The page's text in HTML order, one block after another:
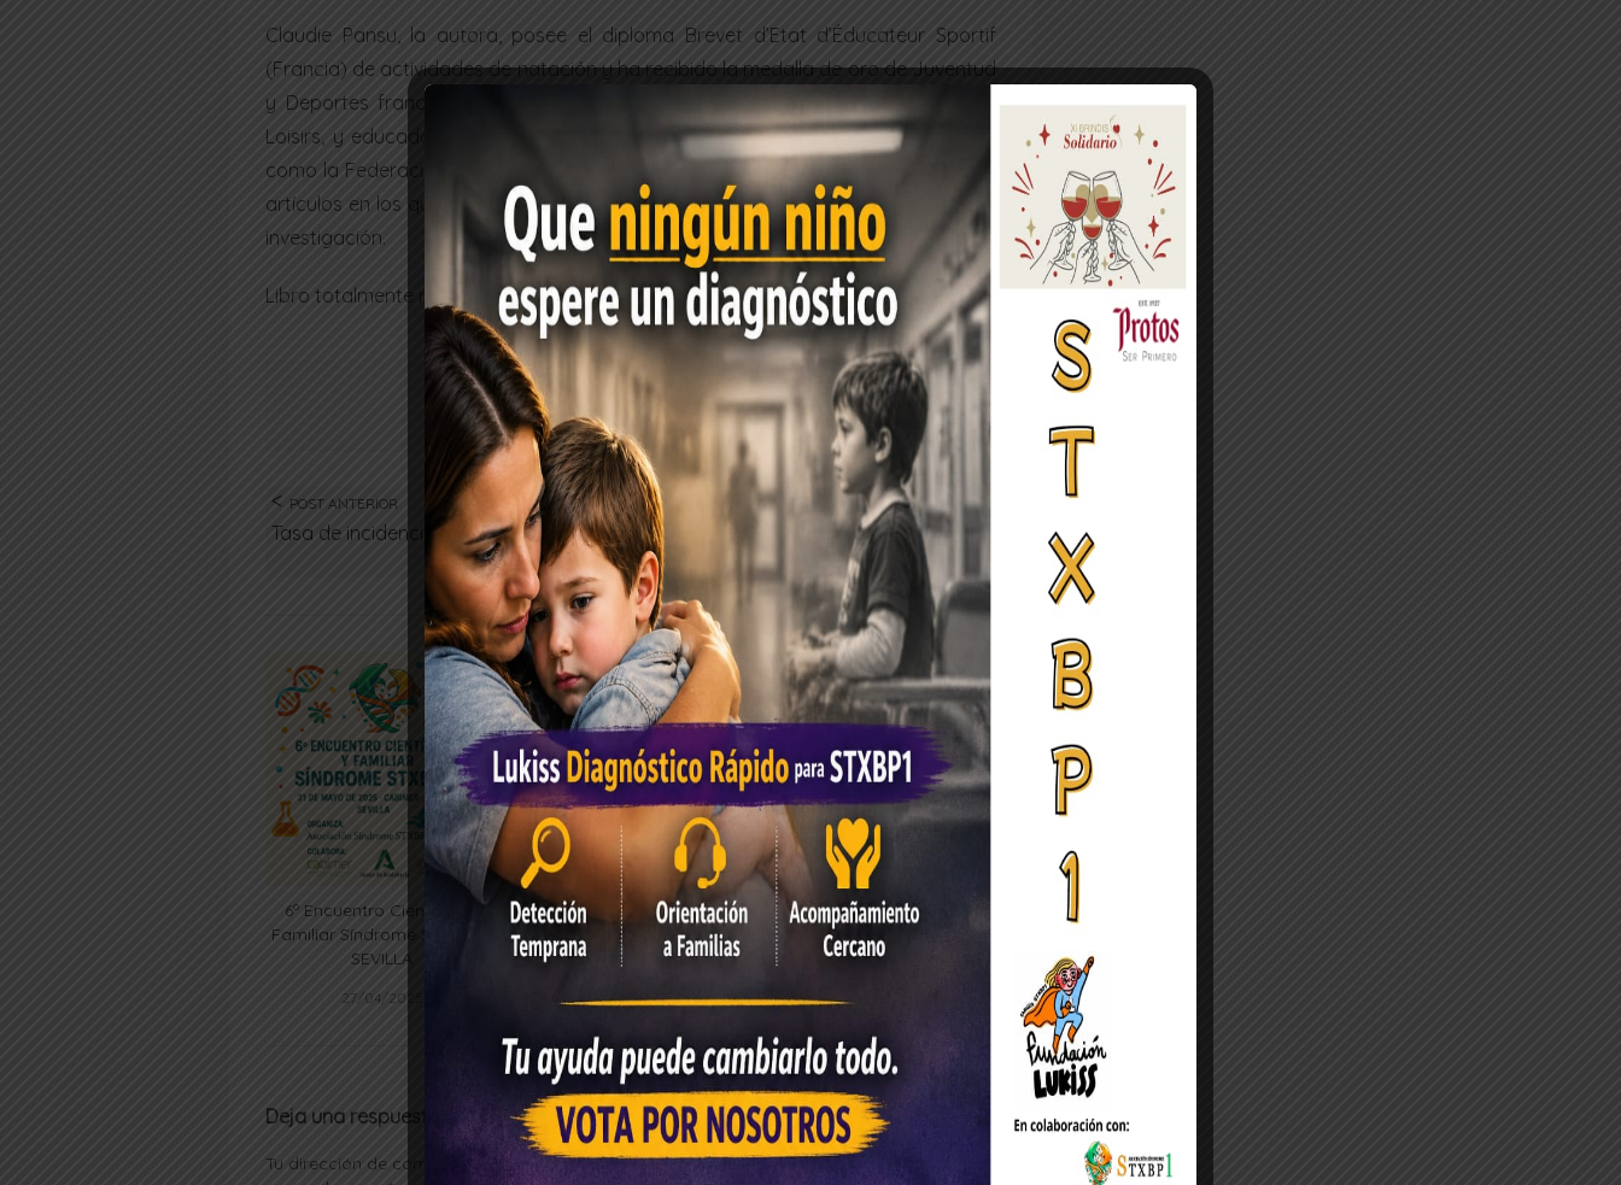
Claudie Pansu, la autora, posee el diploma Brevet d’Etat d’Éducateur Sportif
(Francia) de actividades de natación y ha recibido la medalla de oro de Juventud
y Deportes francesa. Es fundadora de la Fédération des Activités dÉvil et de
Loisirs, y educadora e instructora en distintos organismos oficiales de su país,
como la Federación Francesa de Natación, además de autora de varios libros y
artículos en los que plasma su experiencia de más de 40 años de actividad y de
investigación.
Libro totalmente recomendado.
POST ANTERIOR
Tasa de incidencia STXBP1
POST SIGUIENTE
La mejor terapia: El cariño de sus
padres
6º Encuentro Científico y
Familiar Síndrome STXBP1 –
SEVILLA
27/04/2025
La importancia de tener
cuantos más socios mejor
Identificación molecular de
polimorfismos (SNPs)
patogénicos en el gen
STXBP1 mediante
procedimientos
computacionales [Reseña]
Deja una respuesta
Tu dirección de correo electrónico no será publicada. Los campos obligatorios están